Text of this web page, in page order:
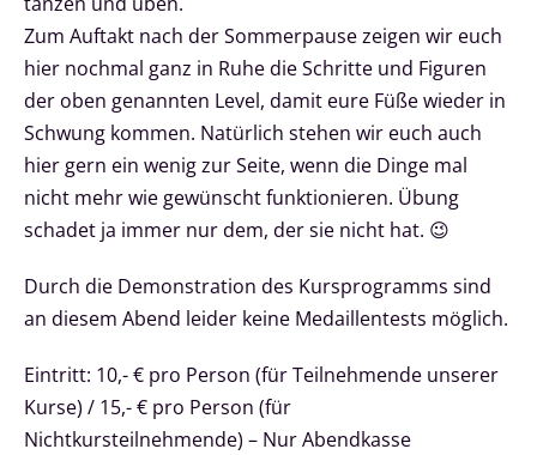
Zum Auftakt nach der Sommerpause zeigen wir euch
hier nochmal ganz in Ruhe die Schritte und Figuren
der oben genannten Level, damit eure Füße wieder in
Schwung kommen. Natürlich stehen wir euch auch
hier gern ein wenig zur Seite, wenn die Dinge mal
nicht mehr wie gewünscht funktionieren. Übung
schadet ja immer nur dem, der sie nicht hat. 😉
Durch die Demonstration des Kursprogramms sind
an diesem Abend leider keine Medaillentests möglich.
Eintritt: 10,- € pro Person (für Teilnehmende unserer
Kurse) / 15,- € pro Person (für
Nichtkursteilnehmende) – Nur Abendkasse